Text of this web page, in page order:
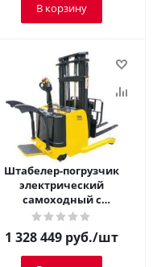
В корзину
Штабелер-погрузчик
электрический
самоходный с
платформой TOR 1,5 т 3,0
м CQDH15A-I
1 328 449 руб./шт